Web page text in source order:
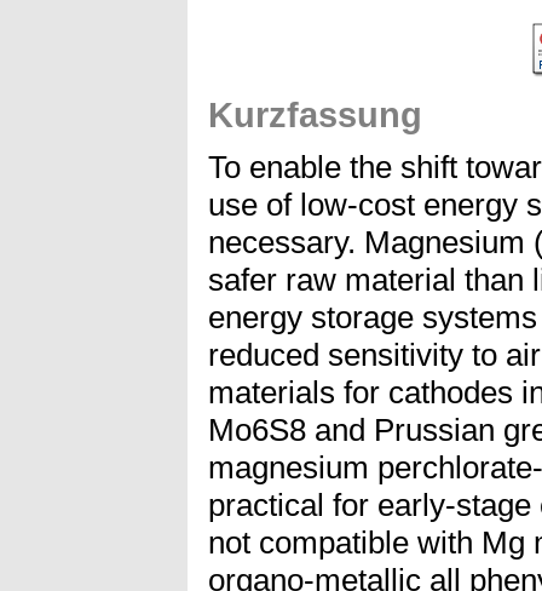
Kurzfassung
To enable the shift
use of low-cost energy
necessary. Magnesium
safer raw material than
energy storage
reduced sensitivity to
materials for cathodes
Mo6S8 and Prussian
magnesium
practical for early-
not compatible with Mg
organo-metallic all